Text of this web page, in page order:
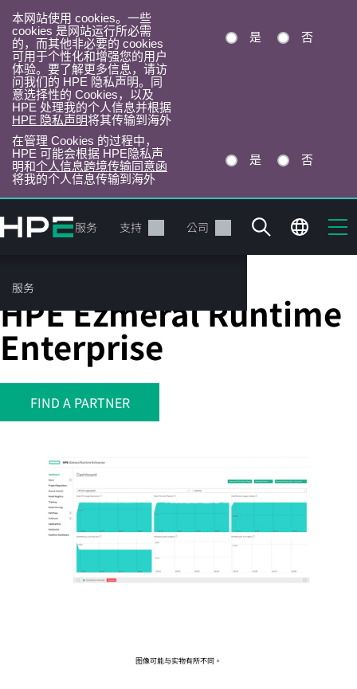
本网站使用 cookies。一些
cookies 是网站运行所必需
的，而其他非必要的 cookies
可用于个性化和增强您的用户
体验。要了解更多信息，请访
问我们的 HPE 隐私声明。同
意选择性的 Cookies，以及
HPE 处理我的个人信息并根据
HPE 隐私声明将其传输到海外
是 否
在管理 Cookies 的过程中，
HPE 可能会根据 HPE隐私声
明和个人信息跨境传输同意函
将我的个人信息传输到海外
是 否
转
到
目
录
产品 服务 支持 公司
服务
您的购物车目前是空的
前往 HPE 商店浏览、配置和订购。
立即购买
人工智能和分析
HPE Ezmeral Runtime
Enterprise
FIND A PARTNER
图像可能与实物有所不同。